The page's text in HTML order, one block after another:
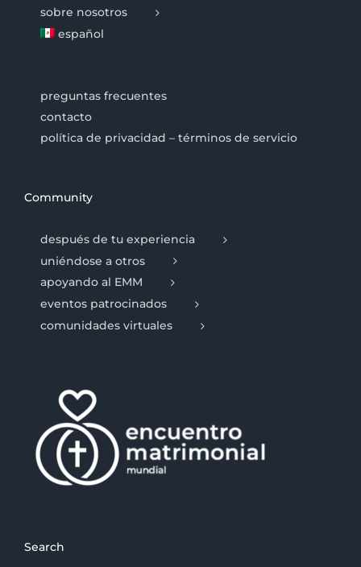
sobre nosotros
español
preguntas frecuentes
contacto
política de privacidad – términos de servicio
Community
después de tu experiencia
uniéndose a otros
apoyando al EMM
eventos patrocinados
comunidades virtuales
Search